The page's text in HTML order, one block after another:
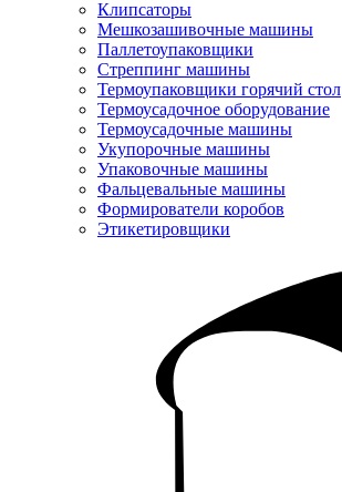
Клипсаторы
Мешкозашивочные машины
Паллетоупаковщики
Стреппинг машины
Термоупаковщики горячий стол
Термоусадочное оборудование
Термоусадочные машины
Укупорочные машины
Упаковочные машины
Фальцевальные машины
Формирователи коробов
Этикетировщики